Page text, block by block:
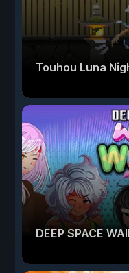
Touhou Luna
DEEP SPACE